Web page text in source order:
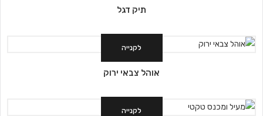
תיק דגל
לקנייה
אוהל צבאי ירוק
לקנייה